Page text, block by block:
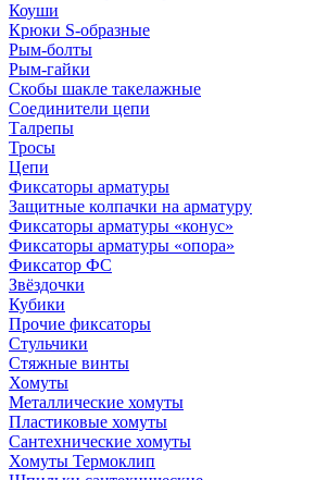
Коуши
Крюки S-образные
Рым-болты
Рым-гайки
Скобы шакле такелажные
Соединители цепи
Талрепы
Тросы
Цепи
Фиксаторы арматуры
Защитные колпачки на арматуру
Фиксаторы арматуры «конус»
Фиксаторы арматуры «опора»
Фиксатор ФС
Звёздочки
Кубики
Прочие фиксаторы
Стульчики
Стяжные винты
Хомуты
Металлические хомуты
Пластиковые хомуты
Сантехнические хомуты
Хомуты Термоклип